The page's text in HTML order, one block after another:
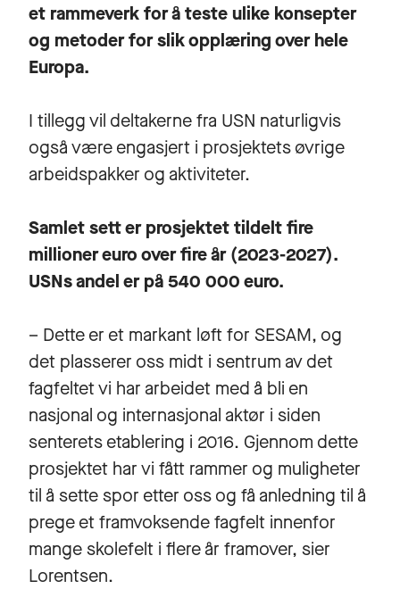
et rammeverk for å teste ulike konsepter
og metoder for slik opplæring over hele
Europa.
I tillegg vil deltakerne fra USN naturligvis
også være engasjert i prosjektets øvrige
arbeidspakker og aktiviteter.
Samlet sett er prosjektet tildelt fire
millioner euro over fire år (2023-2027).
USNs andel er på 540 000 euro.
– Dette er et markant løft for SESAM, og
det plasserer oss midt i sentrum av det
fagfeltet vi har arbeidet med å bli en
nasjonal og internasjonal aktør i siden
senterets etablering i 2016. Gjennom dette
prosjektet har vi fått rammer og muligheter
til å sette spor etter oss og få anledning til å
prege et framvoksende fagfelt innenfor
mange skolefelt i flere år framover, sier
Lorentsen.